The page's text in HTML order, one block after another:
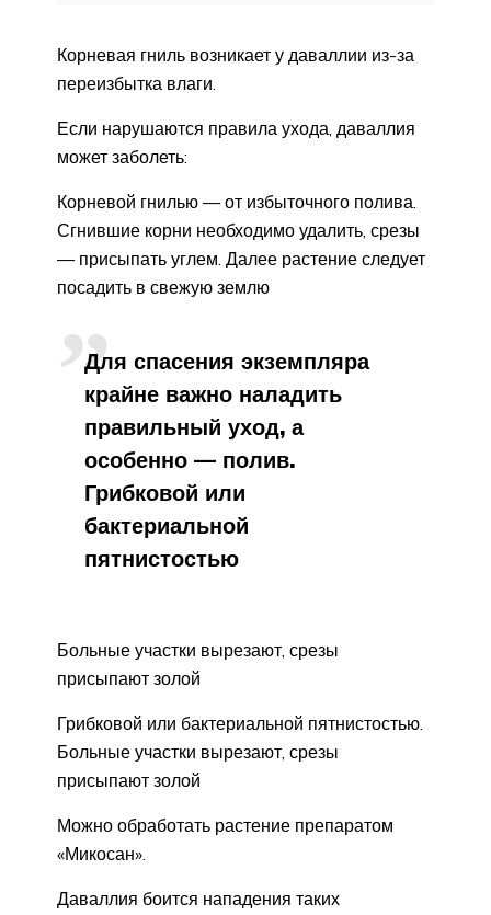
Корневая гниль возникает у даваллии из-за
переизбытка влаги.
Если нарушаются правила ухода, даваллия
может заболеть:
Корневой гнилью — от избыточного полива.
Сгнившие корни необходимо удалить, срезы
— присыпать углем. Далее растение следует
посадить в свежую землю
Для спасения экземпляра
крайне важно наладить
правильный уход, а
особенно — полив.
Грибковой или
бактериальной
пятнистостью
Больные участки вырезают, срезы
присыпают золой
Грибковой или бактериальной пятнистостью.
Больные участки вырезают, срезы
присыпают золой
Можно обработать растение препаратом
«Микосан».
Даваллия боится нападения таких